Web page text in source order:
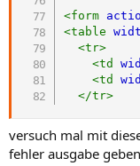
<form
<table
<tr>
<td
<td
</tr>
versuch mal mit
fehler ausgabe